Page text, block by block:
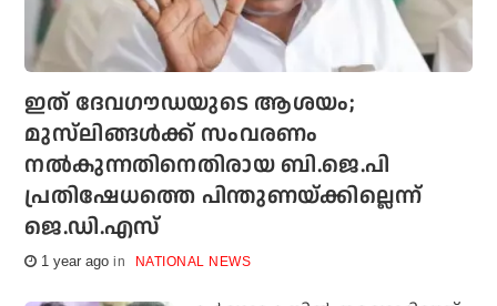
ഇത് ദേവഗൗഡയുടെ ആശയം;
മുസ്‌ലിങ്ങള്‍ക്ക് സംവരണം
നല്‍കുന്നതിനെതിരായ ബി.ജെ.പി
പ്രതിഷേധത്തെ പിന്തുണയ്ക്കില്ലെന്ന്
ജെ.ഡി.എസ്
1 year ago NATIONAL NEWS